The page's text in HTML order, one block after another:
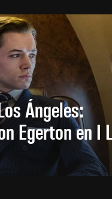
Ángeles:
Egerton en I